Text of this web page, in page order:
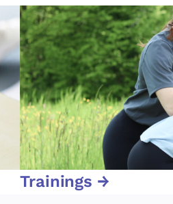
Trainings →